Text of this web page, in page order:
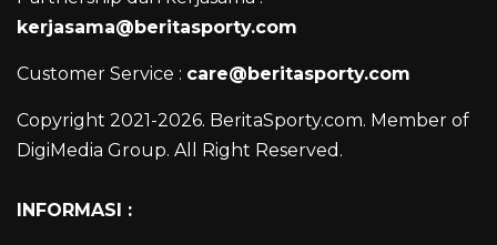
kerjasama@beritasporty.com
Customer Service : care@beritasporty.com
Copyright 2021-2026. BeritaSporty.com. Member of
DigiMedia Group. All Right Reserved.
INFORMASI :